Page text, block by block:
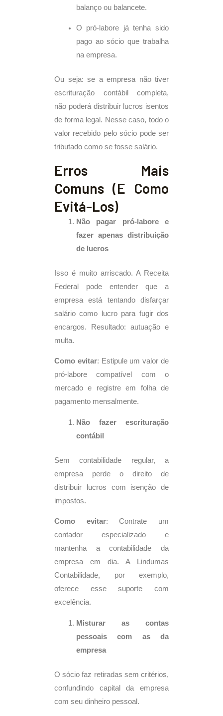
balanço ou balancete.
O pró-labore já tenha sido
pago ao sócio que trabalha
na empresa.
Ou seja: se a empresa não tiver
escrituração contábil completa,
não poderá distribuir lucros isentos
de forma legal. Nesse caso, todo o
valor recebido pelo sócio pode ser
tributado como se fosse salário.
Erros Mais
Comuns (e Como
Evitá-Los)
Não pagar pró-labore e
fazer apenas distribuição
de lucros
Isso é muito arriscado. A Receita
Federal pode entender que a
empresa está tentando disfarçar
salário como lucro para fugir dos
encargos. Resultado: autuação e
multa.
Como evitar: Estipule um valor de
pró-labore compatível com o
mercado e registre em folha de
pagamento mensalmente.
Não fazer escrituração
contábil
Sem contabilidade regular, a
empresa perde o direito de
distribuir lucros com isenção de
impostos.
Como evitar: Contrate um
contador especializado e
mantenha a contabilidade da
empresa em dia. A Lindumas
Contabilidade, por exemplo,
oferece esse suporte com
excelência.
Misturar as contas
pessoais com as da
empresa
O sócio faz retiradas sem critérios,
confundindo capital da empresa
com seu dinheiro pessoal.